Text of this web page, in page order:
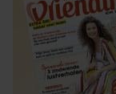
informatie die u
verzameld op
gaat akkoord
gebruiken.